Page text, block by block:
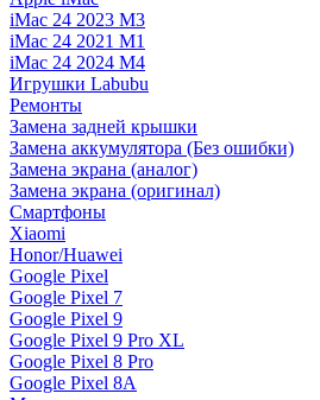
iMac 24 2023 M3
iMac 24 2021 M1
iMac 24 2024 M4
Игрушки Labubu
Ремонты
Замена задней крышки
Замена аккумулятора (Без ошибки)
Замена экрана (аналог)
Замена экрана (оригинал)
Смартфоны
Xiaomi
Honor/Huawei
Google Pixel
Google Pixel 7
Google Pixel 9
Google Pixel 9 Pro XL
Google Pixel 8 Pro
Google Pixel 8A